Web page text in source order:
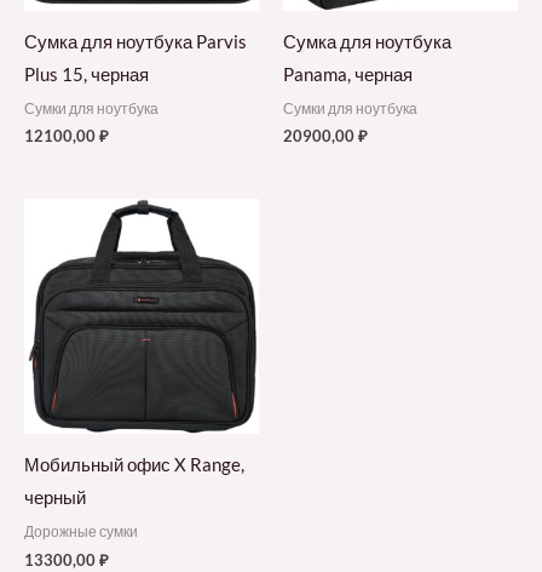
Сумка для ноутбука Parvis
Plus 15, черная
Сумки для ноутбука
12100,00₽
Сумка для ноутбука
Panama, черная
Сумки для ноутбука
20900,00₽
Мобильный офис X Range,
черный
Дорожные сумки
13300,00₽